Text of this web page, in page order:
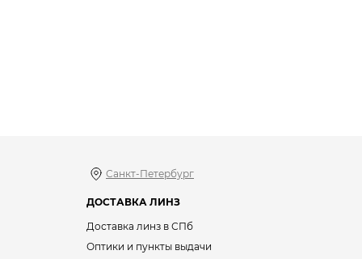
Санкт-Петербург
ДОСТАВКА ЛИНЗ
Доставка линз в СПб
Оптики и пункты выдачи